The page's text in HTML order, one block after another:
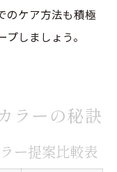
のケア方法も積極
しましょう。
ラーの秘訣
ー提案比較表